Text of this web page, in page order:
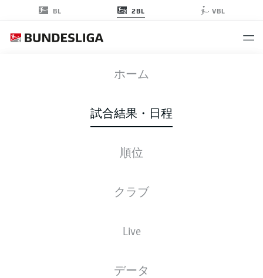
BL 2BL VBL
ホーム
試合結果・日程
順位
クラブ
Live
データ
F95 HDH
1 1
スターティングメンバー